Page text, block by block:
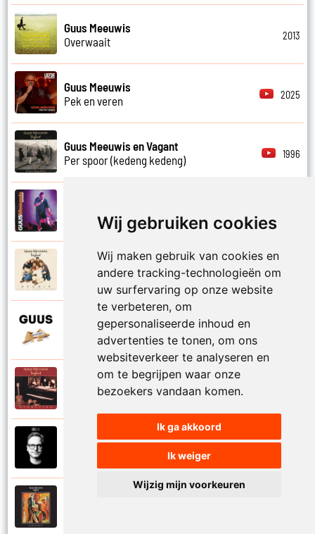
Wij gebruiken cookies
Wij maken gebruik van cookies en
andere tracking-technologieën om
uw surfervaring op onze website
te verbeteren, om
gepersonaliseerde inhoud en
advertenties te tonen, om ons
websiteverkeer te analyseren en
om te begrijpen waar onze
bezoekers vandaan komen.
Ik ga akkoord
Ik weiger
Wijzig mijn voorkeuren
Guus Meeuwis
Overwaait
2013
Guus Meeuwis
Pek en veren
2025
Guus Meeuwis en Vagant
Per spoor (kedeng kedeng)
1996
Proosten
Guus Meeuwis en Vagant
Guus Meeuwis
Guus Meeuwis en Vagant
Samen apart
Guus Meeuwis